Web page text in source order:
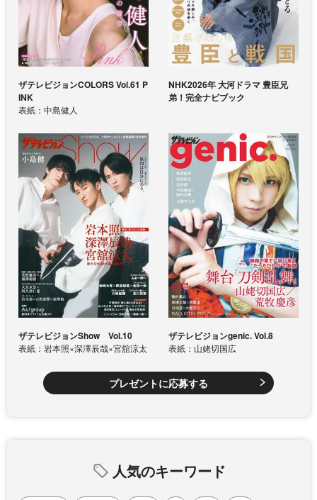
ザテレビジョンCOLORS Vol.61 P
INK
表紙：中島健人
NHK2026年 大河ドラマ 豊臣兄
弟！完全ナビブック
ザテレビジョンShow Vol.10
表紙：岩本照×深澤辰哉×宮舘涼太
ザテレビジョンgenic. Vol.8
表紙：山姥切国広
プレゼントに応募する
人気のキーワード